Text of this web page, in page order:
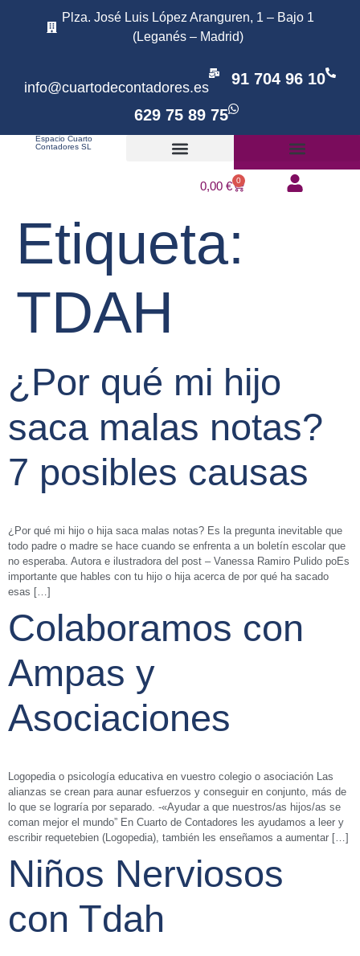
Plza. José Luis López Aranguren, 1 – Bajo 1
(Leganés – Madrid)
info@cuartodecontadores.es 91 704 96 10
629 75 89 75
Espacio Cuarto
Contadores SL
0,00 € 0
Etiqueta:
TDAH
¿Por qué mi hijo
saca malas notas?
7 posibles causas
¿Por qué mi hijo o hija saca malas notas? Es la pregunta inevitable que
todo padre o madre se hace cuando se enfrenta a un boletín escolar que
no esperaba. Autora e ilustradora del post – Vanessa Ramiro Pulido poEs
importante que hables con tu hijo o hija acerca de por qué ha sacado
esas […]
Colaboramos con
Ampas y
Asociaciones
Logopedia o psicología educativa en vuestro colegio o asociación Las
alianzas se crean para aunar esfuerzos y conseguir en conjunto, más de
lo que se lograría por separado. -«Ayudar a que nuestros/as hijos/as se
coman mejor el mundo” En Cuarto de Contadores les ayudamos a leer y
escribir requetebien (Logopedia), también les enseñamos a aumentar […]
Niños Nerviosos
con Tdah